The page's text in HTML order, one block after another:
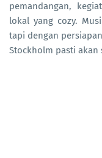
pemandangan,
lokal yang cozy.
tapi dengan
Stockholm pasti akan